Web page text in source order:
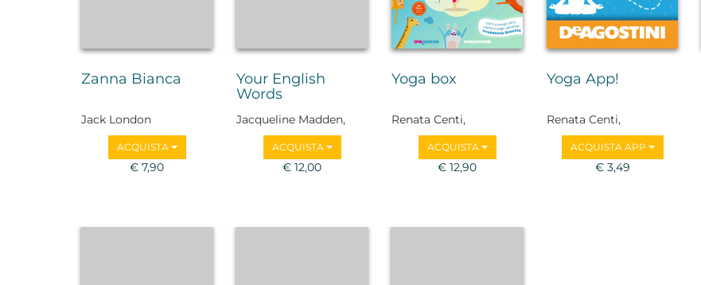
Zanna Bianca
Jack London
ACQUISTA
€ 7,90
Your English
Words
Jacqueline Madden,
Manuela Mariani
ACQUISTA
€ 12,00
Yoga box
Renata Centi,
Francesca Senette
ACQUISTA
€ 12,90
Yoga App!
Renata Centi,
Francesca Senette
ACQUISTA APP
€ 3,49